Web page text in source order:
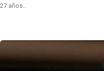
27 años…